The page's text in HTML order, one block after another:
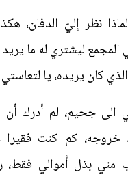
نظر إليّ الدفان،
المجمع ليشتري له ما
الذي كان يريده، يا
الى جحيم، لم أدرك
خروجه، كم كنت
مني بذل أموالي